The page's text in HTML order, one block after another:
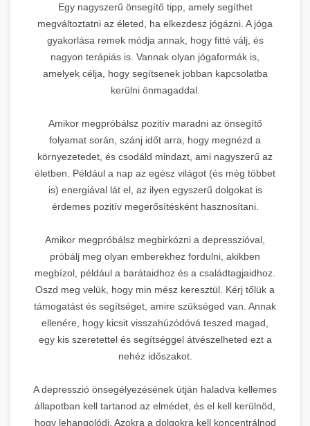
Egy nagyszerű önsegítő tipp, amely segíthet
megváltoztatni az életed, ha elkezdesz jógázni. A jóga
gyakorlása remek módja annak, hogy fitté válj, és
nagyon terápiás is. Vannak olyan jógaformák is,
amelyek célja, hogy segítsenek jobban kapcsolatba
kerülni önmagaddal.
Amikor megpróbálsz pozitív maradni az önsegítő
folyamat során, szánj időt arra, hogy megnézd a
környezetedet, és csodáld mindazt, ami nagyszerű az
életben. Például a nap az egész világot (és még többet
is) energiával lát el, az ilyen egyszerű dolgokat is
érdemes pozitív megerősítésként hasznosítani.
Amikor megpróbálsz megbirkózni a depresszióval,
próbálj meg olyan emberekhez fordulni, akikben
megbízol, például a barátaidhoz és a családtagjaidhoz.
Oszd meg velük, hogy min mész keresztül. Kérj tőlük a
támogatást és segítséget, amire szükséged van. Annak
ellenére, hogy kicsit visszahúzódóvá teszed magad,
egy kis szeretettel és segítséggel átvészelheted ezt a
nehéz időszakot.
A depresszió önsegélyezésének útján haladva kellemes
állapotban kell tartanod az elmédet, és el kell kerülnöd,
hogy lehangolódj. Azokra a dolgokra kell koncentrálnod